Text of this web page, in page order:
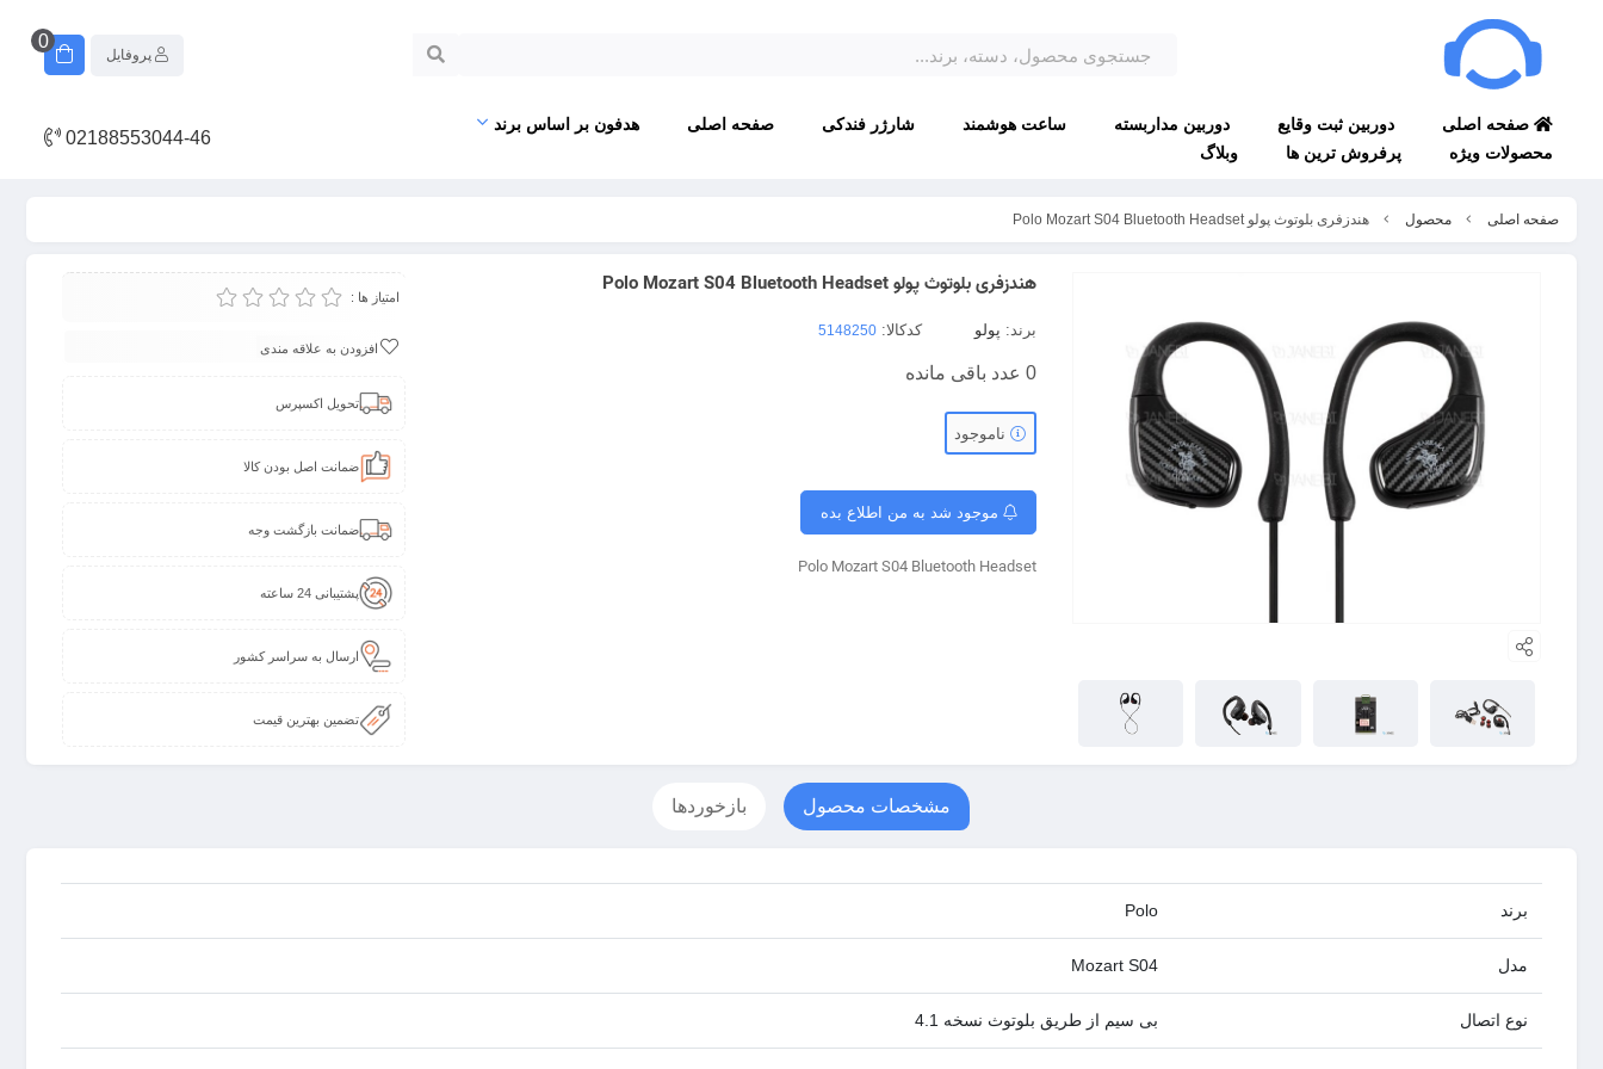
0
صفحه اصلی دوربین ثبت وقایع دوربین مداربسته ساعت هوشمند شارژر فندکی صفحه اصلی
هدفون بر اساس برند
محصولات ویژه
پرفروش ترین ها وبلاگ
02188553044-46
صفحه اصلی محصول هندزفری بلوتوث پولو Polo Mozart S04 Bluetooth Headset
هندزفری بلوتوث پولو Polo Mozart S04 Bluetooth Headset
برند: پولو کدکالا:
0 عدد باقی مانده
ناموجود
موجود شد به من اطلاع بده
Polo Mozart S04 Bluetooth Headset
امتیاز ها :
افزودن به علاقه مندی
تحویل اکسپرس
ضمانت اصل بودن کالا
ضمانت بازگشت وجه
پشتیبانی 24 ساعته
ارسال به سراسر کشور
تضمین بهترین قیمت
مشخصات محصول بازخوردها
برند Polo
مدل Mozart S04
نوع اتصال بی سیم از طریق بلوتوث نسخه 4.1